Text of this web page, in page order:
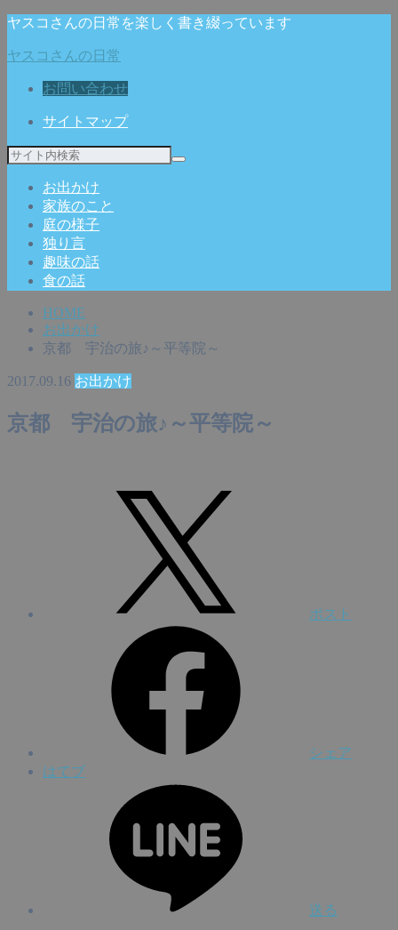
ヤスコさんの日常を楽しく書き綴っています
ヤスコさんの日常
お問い合わせ
サイトマップ
お出かけ
家族のこと
庭の様子
独り言
趣味の話
食の話
HOME
お出かけ
京都 宇治の旅♪～平等院～
2017.09.16 お出かけ
京都 宇治の旅♪～平等院～
ポスト
シェア
はてブ
送る